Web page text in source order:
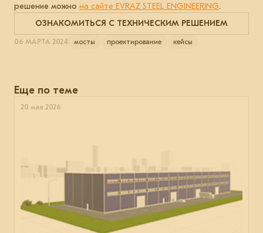
решение можно на сайте EVRAZ STEEL ENGINEERING.
ОЗНАКОМИТЬСЯ С ТЕХНИЧЕСКИМ РЕШЕНИЕМ
06 МАРТА 2024 мосты проектирование кейсы
Еще по теме
20 мая 2026